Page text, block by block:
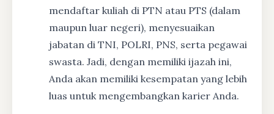
mendaftar kuliah di PTN atau PTS (dalam
maupun luar negeri), menyesuaikan
jabatan di TNI, POLRI, PNS, serta pegawai
swasta. Jadi, dengan memiliki ijazah ini,
Anda akan memiliki kesempatan yang lebih
luas untuk mengembangkan karier Anda.